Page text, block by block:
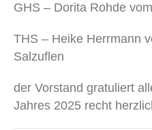
GHS – Dorita Rohde
THS – Heike Herrmann
Salzuflen
der Vorstand gratuliert
Jahres 2025 recht